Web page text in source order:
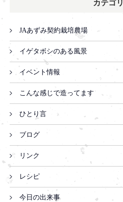
カテゴリ
JAあずみ契約栽培農場
イゲタボシのある風景
イベント情報
こんな感じで造ってます
ひとり言
ブログ
リンク
レシピ
今日の出来事